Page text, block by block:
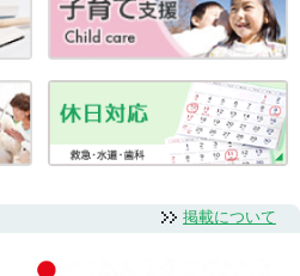
掲載について